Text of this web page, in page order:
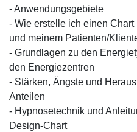
- Anwendungsgebiete
- Wie erstelle ich einen
und meinem Patienten/
- Grundlagen zu den
den Energiezentren
- Stärken, Ängste und
Anteilen
- Hypnosetechnik und
Design-Chart